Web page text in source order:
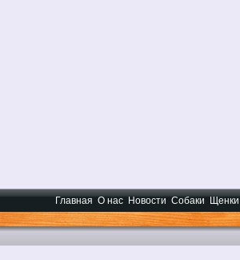
Главная О нас Новости Собаки Щенки